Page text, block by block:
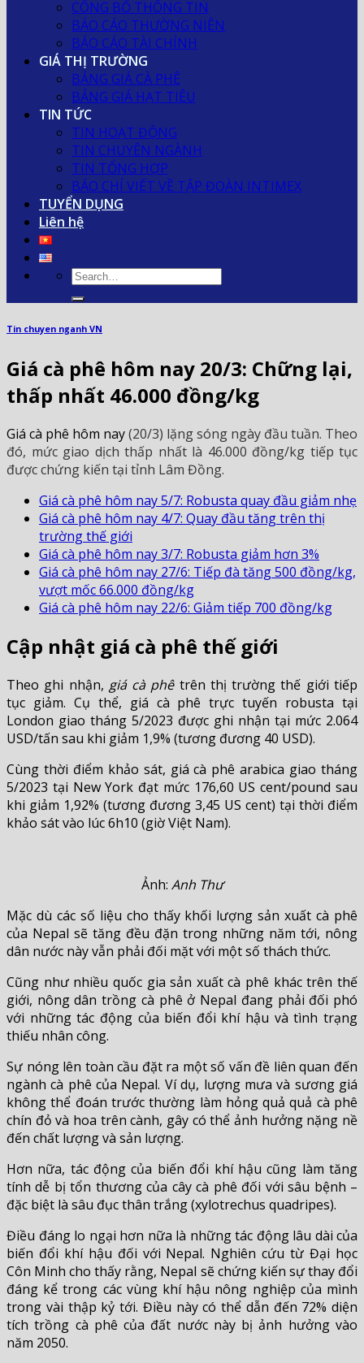
CÔNG BỐ THÔNG TIN
BÁO CÁO THƯỜNG NIÊN
BÁO CÁO TÀI CHÍNH
GIÁ THỊ TRƯỜNG
BẢNG GIÁ CÀ PHÊ
BẢNG GIÁ HẠT TIÊU
TIN TỨC
TIN HOẠT ĐỘNG
TIN CHUYÊN NGÀNH
TIN TỔNG HỢP
BÁO CHÍ VIẾT VỀ TẬP ĐOÀN INTIMEX
TUYỂN DỤNG
Liên hệ
Tin chuyen nganh VN
Giá cà phê hôm nay 20/3: Chững lại,
thấp nhất 46.000 đồng/kg
Giá cà phê hôm nay(20/3) lặng sóng ngày đầu tuần. Theo
đó, mức giao dịch thấp nhất là 46.000 đồng/kg tiếp tục
được chứng kiến tại tỉnh Lâm Đồng.
Giá cà phê hôm nay 5/7: Robusta quay đầu giảm nhẹ
Giá cà phê hôm nay 4/7: Quay đầu tăng trên thị
trường thế giới
Giá cà phê hôm nay 3/7: Robusta giảm hơn 3%
Giá cà phê hôm nay 27/6: Tiếp đà tăng 500 đồng/kg,
vượt mốc 66.000 đồng/kg
Giá cà phê hôm nay 22/6: Giảm tiếp 700 đồng/kg
Cập nhật giá cà phê thế giới
Theo ghi nhận, giá cà phêtrên thị trường thế giới tiếp
tục giảm. Cụ thể, giá cà phê trực tuyến robusta tại
London giao tháng 5/2023 được ghi nhận tại mức 2.064
USD/tấn sau khi giảm 1,9% (tương đương 40 USD).
Cùng thời điểm khảo sát, giá cà phê arabica giao tháng
5/2023 tại New York đạt mức 176,60 US cent/pound sau
khi giảm 1,92% (tương đương 3,45 US cent) tại thời điểm
khảo sát vào lúc 6h10 (giờ Việt Nam).
Ảnh: Anh Thư
Mặc dù các số liệu cho thấy khối lượng sản xuất cà phê
của Nepal sẽ tăng đều đặn trong những năm tới, nông
dân nước này vẫn phải đối mặt với một số thách thức.
Cũng như nhiều quốc gia sản xuất cà phê khác trên thế
giới, nông dân trồng cà phê ở Nepal đang phải đối phó
với những tác động của biến đổi khí hậu và tình trạng
thiếu nhân công.
Sự nóng lên toàn cầu đặt ra một số vấn đề liên quan đến
ngành cà phê của Nepal. Ví dụ, lượng mưa và sương giá
không thể đoán trước thường làm hỏng quả quả cà phê
chín đỏ và hoa trên cành, gây có thể ảnh hưởng nặng nề
đến chất lượng và sản lượng.
Hơn nữa, tác động của biến đổi khí hậu cũng làm tăng
tính dễ bị tổn thương của cây cà phê đối với sâu bệnh –
đặc biệt là sâu đục thân trắng (xylotrechus quadripes).
Điều đáng lo ngại hơn nữa là những tác động lâu dài của
biến đổi khí hậu đối với Nepal. Nghiên cứu từ Đại học
Côn Minh cho thấy rằng, Nepal sẽ chứng kiến ​​sự thay đổi
đáng kể trong các vùng khí hậu nông nghiệp của mình
trong vài thập kỷ tới. Điều này có thể dẫn đến 72% diện
tích trồng cà phê của đất nước này bị ảnh hưởng vào
năm 2050.